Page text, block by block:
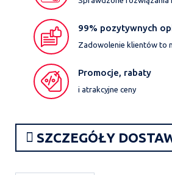
99% pozytywnych
Zadowolenie klientów to
Promocje, rabaty
i atrakcyjne ceny
SZCZEGÓŁY